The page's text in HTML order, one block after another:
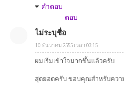
คำตอบ
ตอบ
ไม่ระบุชื่อ
10 ธันวาคม 2555 เวลา 03:15
ผมเริ่มเข้าใจมากขึ้นแล้วครับ
สุดยอดครับ ขอบคุณสำหรับควา